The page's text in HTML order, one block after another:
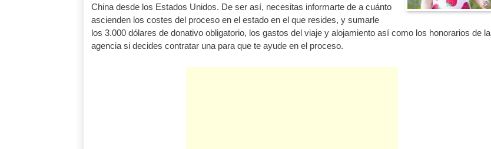
China desde los Estados Unidos. De ser así, necesitas informarte de a cuánto
ascienden los costes del proceso en el estado en el que resides, y sumarle
los 3.000 dólares de donativo obligatorio, los gastos del viaje y alojamiento así como los honorarios de la
agencia si decides contratar una para que te ayude en el proceso.